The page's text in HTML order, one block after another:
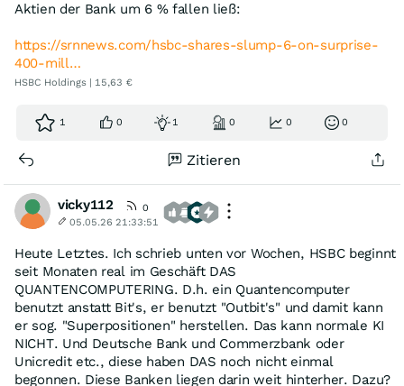
Aktien der Bank um 6 % fallen ließ:
https://srnnews.com/hsbc-shares-slump-6-on-surprise-
400-mill…
HSBC Holdings | 15,63 €
1 0 1 0 0 0
Zitieren
vicky112
0
05.05.26 21:33:51
Heute Letztes. Ich schrieb unten vor Wochen, HSBC beginnt
seit Monaten real im Geschäft DAS
QUANTENCOMPUTERING. D.h. ein Quantencomputer
benutzt anstatt Bit's, er benutzt "Outbit's" und damit kann
er sog. "Superpositionen" herstellen. Das kann normale KI
NICHT. Und Deutsche Bank und Commerzbank oder
Unicredit etc., diese haben DAS noch nicht einmal
begonnen. Diese Banken liegen darin weit hinterher. Dazu?